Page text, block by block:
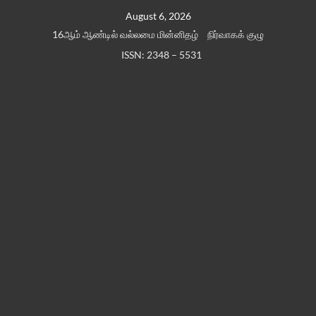
August 6, 2026
16ஆம் ஆண்டில் வல்லமை மின்னிதழ்
நிர்வாகக் குழு
ISSN: 2348 – 5531